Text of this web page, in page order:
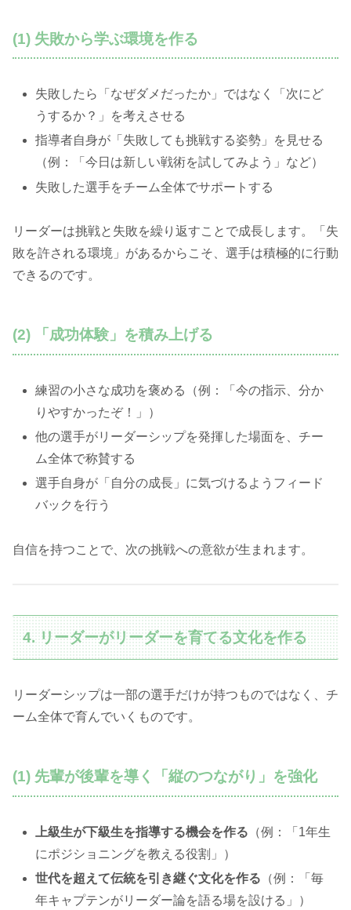
(1) 失敗から学ぶ環境を作る
失敗したら「なぜダメだったか」ではなく「次にど
うするか？」を考えさせる
指導者自身が「失敗しても挑戦する姿勢」を見せる
（例：「今日は新しい戦術を試してみよう」など）
失敗した選手をチーム全体でサポートする
リーダーは挑戦と失敗を繰り返すことで成長します。「失
敗を許される環境」があるからこそ、選手は積極的に行動
できるのです。
(2) 「成功体験」を積み上げる
練習の小さな成功を褒める（例：「今の指示、分か
りやすかったぞ！」）
他の選手がリーダーシップを発揮した場面を、チー
ム全体で称賛する
選手自身が「自分の成長」に気づけるようフィード
バックを行う
自信を持つことで、次の挑戦への意欲が生まれます。
4. リーダーがリーダーを育てる文化を作る
リーダーシップは一部の選手だけが持つものではなく、チ
ーム全体で育んでいくものです。
(1) 先輩が後輩を導く「縦のつながり」を強化
上級生が下級生を指導する機会を作る （例：「1年生
にポジショニングを教える役割」）
世代を超えて伝統を引き継ぐ文化を作る （例：「毎
年キャプテンがリーダー論を語る場を設ける」）